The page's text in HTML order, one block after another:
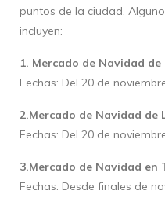
puntos de la ciudad.
incluyen:
1. Mercado de Navidad de
Fechas: Del 20 de
2.Mercado de Navidad de
Fechas: Del 20 de
3.Mercado de Navidad en
Fechas: Desde finales de